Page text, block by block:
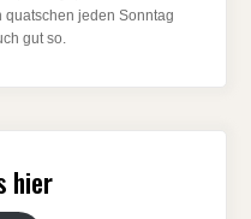
quatschen jeden Sonntag
gut so.
hier